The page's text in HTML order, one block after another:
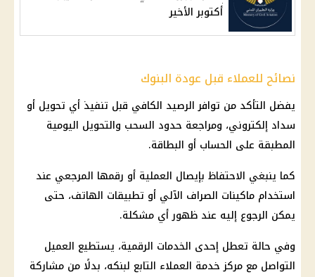
أكتوبر الأخير
نصائح للعملاء قبل عودة البنوك
يفضل التأكد من توافر الرصيد الكافي قبل تنفيذ أي تحويل أو
سداد إلكتروني، ومراجعة حدود السحب والتحويل اليومية
المطبقة على الحساب أو البطاقة.
كما ينبغي الاحتفاظ بإيصال العملية أو رقمها المرجعي عند
استخدام ماكينات الصراف الآلي أو تطبيقات الهاتف، حتى
يمكن الرجوع إليه عند ظهور أي مشكلة.
وفي حالة تعطل إحدى الخدمات الرقمية، يستطيع العميل
التواصل مع مركز خدمة العملاء التابع لبنكه، بدلًا من مشاركة